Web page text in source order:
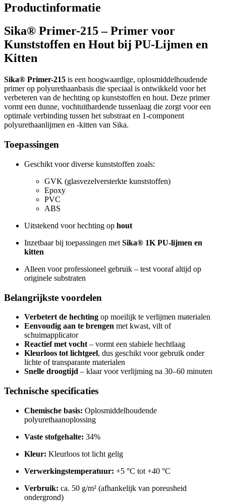
Productinformatie
Sika® Primer-215 – Primer voor
Kunststoffen en Hout bij PU-Lijmen en
Kitten
Sika® Primer-215 is een hoogwaardige, oplosmiddelhoudende
primer op polyurethaanbasis die speciaal is ontwikkeld voor het
verbeteren van de hechting op kunststoffen en hout. Deze primer
vormt een dunne, vochtuithardende tussenlaag die zorgt voor een
optimale verbinding tussen het substraat en 1-component
polyurethaanlijmen en -kitten van Sika.
Toepassingen
Geschikt voor diverse kunststoffen zoals:
GVK (glasvezelversterkte kunststoffen)
Epoxy
PVC
ABS
Uitstekend voor hechting op hout
Inzetbaar bij toepassingen met Sika® 1K PU-lijmen en
kitten
Alleen voor professioneel gebruik – test vooraf altijd op
originele substraten
Belangrijkste voordelen
Verbetert de hechting op moeilijk te verlijmen materialen
Eenvoudig aan te brengen met kwast, vilt of
schuimapplicator
Reactief met vocht – vormt een stabiele hechtlaag
Kleurloos tot lichtgeel, dus geschikt voor gebruik onder
lichte of transparante materialen
Snelle droogtijd – klaar voor verlijming na 30–60 minuten
Technische specificaties
Chemische basis: Oplosmiddelhoudende
polyurethaanoplossing
Vaste stofgehalte: 34%
Kleur: Kleurloos tot licht gelig
Verwerkingstemperatuur: +5 °C tot +40 °C
Verbruik: ca. 50 g/m² (afhankelijk van poreusheid
ondergrond)